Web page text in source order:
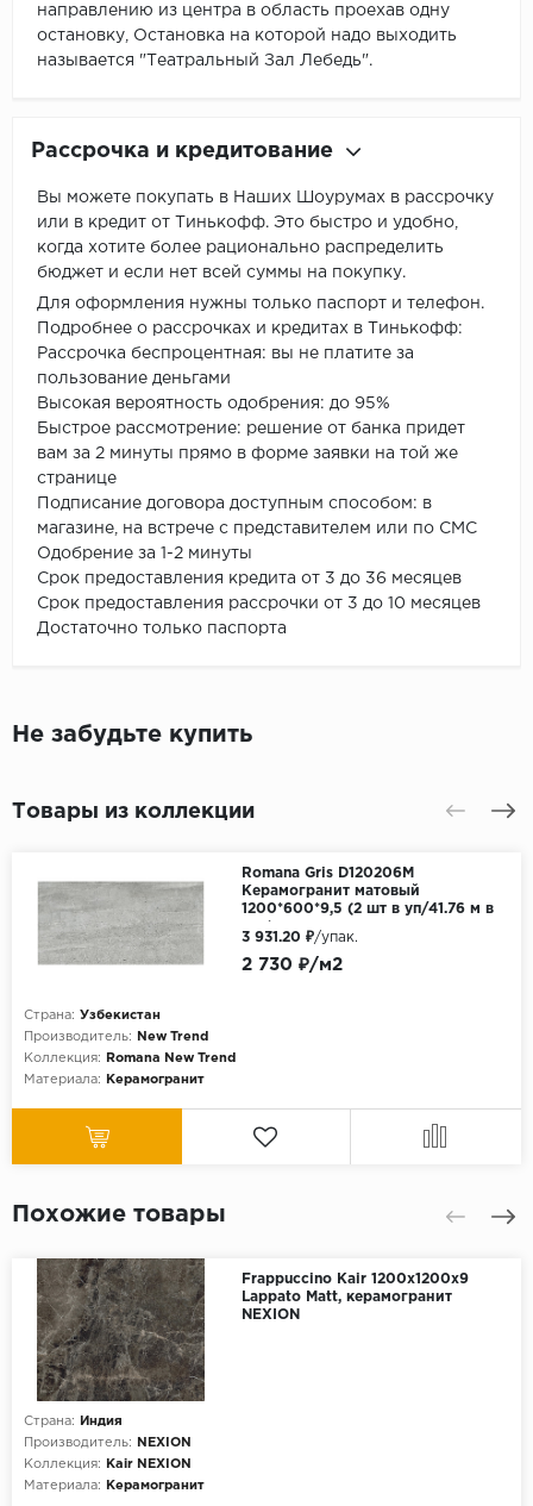
направлению из центра в область проехав одну
остановку, Остановка на которой надо выходить
называется "Театральный Зал Лебедь".
Рассрочка и кредитование
Вы можете покупать в Наших Шоурумах в рассрочку
или в кредит от Тинькофф. Это быстро и удобно,
когда хотите более рационально распределить
бюджет и если нет всей суммы на покупку.
Для оформления нужны только паспорт и телефон.
Подробнее о рассрочках и кредитах в Тинькофф:
Рассрочка беспроцентная: вы не платите за
пользование деньгами
Высокая вероятность одобрения: до 95%
Быстрое рассмотрение: решение от банка придет
вам за 2 минуты прямо в форме заявки на той же
странице
Подписание договора доступным способом: в
магазине, на встрече с представителем или по СМС
Одобрение за 1-2 минуты
Срок предоставления кредита от 3 до 36 месяцев
Срок предоставления рассрочки от 3 до 10 месяцев
Достаточно только паспорта
Не забудьте купить
Товары из коллекции
Romana Gris D120206M
Керамогранит матовый
1200*600*9,5 (2 шт в уп/41.76 м в
Страна: Узбекистан
Производитель:
New Trend
Коллекция:
Romana New Trend
Материала:
Керамогранит
2 730 ₽/м2
3 931.20 ₽/упак.
Похожие товары
Frappuccino Kair 1200х1200х9
Lappato Matt, керамогранит
NEXION
Страна:
Индия
Производитель:
NEXION
Коллекция:
Kair NEXION
Материала:
Керамогранит